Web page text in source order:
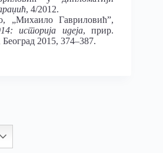
, 4/2012.
„Михаило Гавриловић”,
историја идеја, прир.
2015, 374–387.